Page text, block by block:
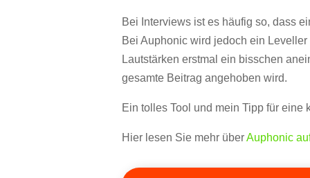
Bei Interviews ist es häufig so, dass
Bei Auphonic wird jedoch ein
Lautstärken erstmal ein bisschen
gesamte Beitrag angehoben wird.
Ein tolles Tool und mein Tipp für eine
Hier lesen Sie mehr überAuphonic